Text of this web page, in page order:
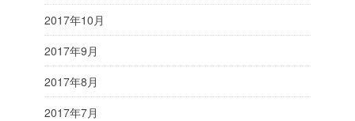
2017年10月
2017年9月
2017年8月
2017年7月